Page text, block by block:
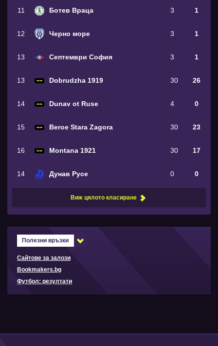
11 Ботев Враца 3 1
12 Черно море 3 1
13 Септември София 3 1
13 Dobrudzha 1919 30 26
14 Dunav ot Ruse 4 0
15 Beroe Stara Zagora 30 23
16 Montana 1921 30 17
14 Дунав Русе 0 0
Виж цялото класиране
Полезни връзки
Сайтове за залози
Bookmakers.bg
Футбол: резултати